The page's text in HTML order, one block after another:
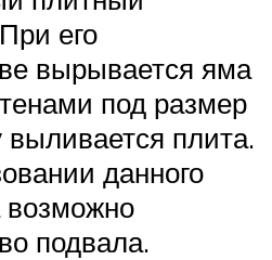
его
вырывается яма
под размер
плита.
данного
подвала.